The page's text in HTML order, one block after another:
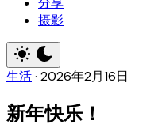
摄影
生活· 2026年2月16日
新年快乐！